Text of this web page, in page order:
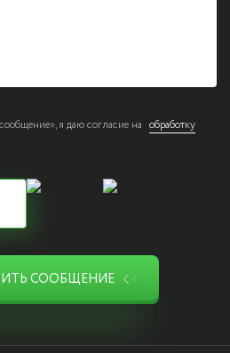
я даю согласие на обработку
СООБЩЕНИЕ